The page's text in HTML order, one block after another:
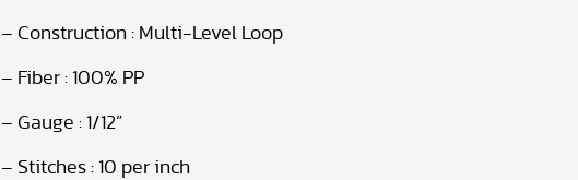
– Construction : Multi-Level Loop
– Fiber : 100% PP
– Gauge : 1/12”
– Stitches : 10 per inch